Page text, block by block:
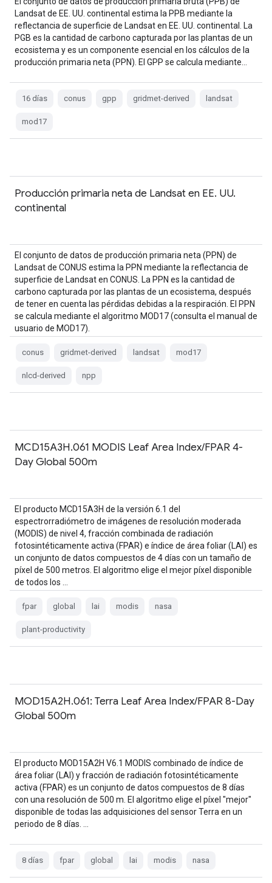
Landsat de EE. UU. continental estima la PPB mediante la
reflectancia de superficie de Landsat en EE. UU. continental. La
PGB es la cantidad de carbono capturada por las plantas de un
ecosistema y es un componente esencial en los cálculos de la
producción primaria neta (PPN). El GPP se calcula mediante…
16 días conus gpp gridmet-derived landsat
mod17
Producción primaria neta de Landsat en EE. UU.
continental
El conjunto de datos de producción primaria neta (PPN) de
Landsat de CONUS estima la PPN mediante la reflectancia de
superficie de Landsat en CONUS. La PPN es la cantidad de
carbono capturada por las plantas de un ecosistema, después
de tener en cuenta las pérdidas debidas a la respiración. El PPN
se calcula mediante el algoritmo MOD17 (consulta el manual de
usuario de MOD17).
conus gridmet-derived landsat mod17
nlcd-derived npp
MCD15A3H.061 MODIS Leaf Area Index/FPAR 4-
Day Global 500m
El producto MCD15A3H de la versión 6.1 del
espectrorradiómetro de imágenes de resolución moderada
(MODIS) de nivel 4, fracción combinada de radiación
fotosintéticamente activa (FPAR) e índice de área foliar (LAI) es
un conjunto de datos compuestos de 4 días con un tamaño de
píxel de 500 metros. El algoritmo elige el mejor píxel disponible
de todos los …
fpar global lai modis nasa
plant-productivity
MOD15A2H.061: Terra Leaf Area Index/FPAR 8-Day
Global 500m
El producto MOD15A2H V6.1 MODIS combinado de índice de
área foliar (LAI) y fracción de radiación fotosintéticamente
activa (FPAR) es un conjunto de datos compuestos de 8 días
con una resolución de 500 m. El algoritmo elige el píxel "mejor"
disponible de todas las adquisiciones del sensor Terra en un
periodo de 8 días. …
8 días fpar global lai modis nasa